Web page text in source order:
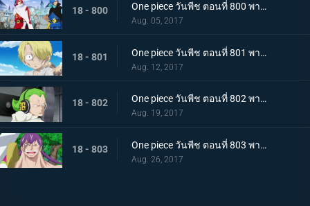
18 - 800 One piece วันพีช ตอนที่ 800 พากย์ไทย 1 กับ 2 รวมตัว ! ครอบครัววินสโมค
Aug. 05, 2017
18 - 801 One piece วันพีช ตอนที่ 801 พากย์ไทย ชีวิตของผู้มีพระคุณ ซันจิกับโอเนอร์เชฟ
Aug. 12, 2017
18 - 802 One piece วันพีช ตอนที่ 802 พากย์ไทย ซันจิผู้โกรธเกรี้ยว ความลับของเจอร์ม่า 66
Aug. 19, 2017
18 - 803 One piece วันพีช ตอนที่ 803 พากย์ไทย อดีตที่ถูกทิ้งไป วินสโมค ซันจิ
Aug. 26, 2017